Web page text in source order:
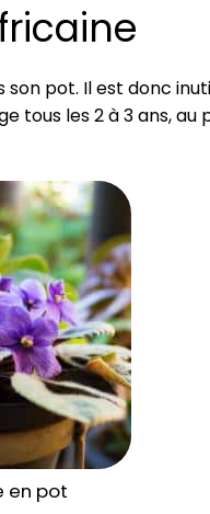
son pot. Il est donc
tous les 2 à 3 ans,
en pot